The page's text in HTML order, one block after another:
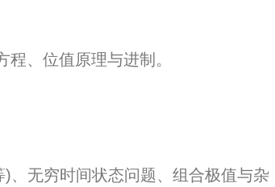
、位值原理与进制。
无穷时间状态问题、组合极值与杂